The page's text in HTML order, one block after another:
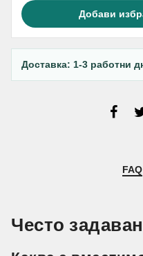
Добави
Доставка: 1-3 работни
FAQ
Често